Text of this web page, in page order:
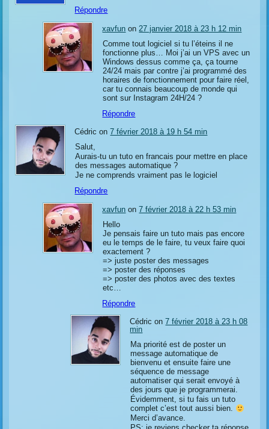
Répondre
xavfun on 27 janvier 2018 à 23 h 12 min
Comme tout logiciel si tu l’éteins il ne
fonctionne plus… Moi j’ai un VPS avec un
Windows dessus comme ça, ça tourne
24/24 mais par contre j’ai programmé des
horaires de fonctionnement pour faire réel,
car tu connais beaucoup de monde qui
sont sur Instagram 24H/24 ?
Répondre
Cédric on7 février 2018 à 19 h 54 min
Salut,
Aurais-tu un tuto en francais pour mettre en place
des messages automatique ?
Je ne comprends vraiment pas le logiciel
Répondre
xavfun on7 février 2018 à 22 h 53 min
Hello
Je pensais faire un tuto mais pas encore
eu le temps de le faire, tu veux faire quoi
exactement ?
=> juste poster des messages
=> poster des réponses
=> poster des photos avec des textes
etc…
Répondre
Cédric on7 février 2018 à 23 h 08
min
Ma priorité est de poster un
message automatique de
bienvenu et ensuite faire une
séquence de message
automatiser qui serait envoyé à
des jours que je programmerai.
Évidemment, si tu fais un tuto
complet c’est tout aussi bien.
Merci d’avance.